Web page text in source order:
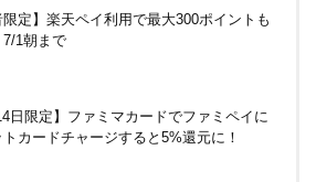
などを紹介
でもやる？料金は？
限定】楽天ペイ利用で最大300ポイントも
7/1朝まで
日限定】ファミマカードでファミペイに
カードチャージすると5%還元に！